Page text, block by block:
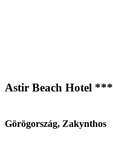
Astir Beach Hotel ***
Görögország, Zakynthos